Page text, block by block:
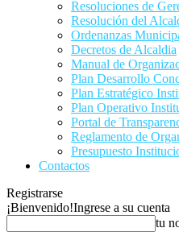
Resoluciones de
Resolución del
Ordenanzas
Decretos de Alcaldia
Manual de
Plan Desarrollo
Plan Estratégico
Plan Operativo
Portal de
Reglamento de
Presupuesto
Contactos
Registrarse
¡Bienvenido!Ingrese a su cuenta
tu